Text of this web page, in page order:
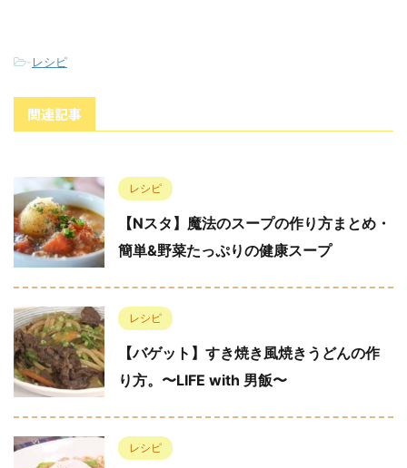
-レシピ
関連記事
レシピ
【Nスタ】魔法のスープの作り方まとめ・
簡単&野菜たっぷりの健康スープ
レシピ
【バゲット】すき焼き風焼きうどんの作
り方。〜LIFE with 男飯〜
レシピ